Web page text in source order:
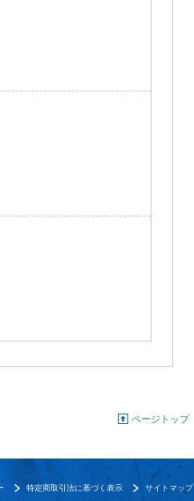
ページトップ
サイトマップ
特定商取引法に基づく表示